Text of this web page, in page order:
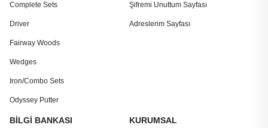
Complete Sets
Driver
Fairway Woods
Wedges
Iron/Combo Sets
Odyssey Putter
Şifremi Unuttum Sayfası
Adreslerim Sayfası
BİLGİ BANKASI KURUMSAL